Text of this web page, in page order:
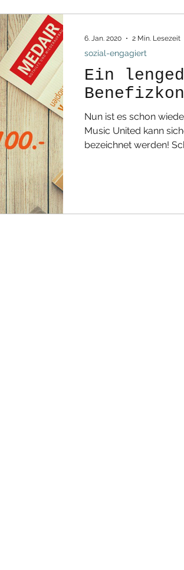
Ein
Nun ist es schon
Music United kann
bezeichnet werden!
sozial-engagiert
6. Jan. 2020 2 Min. Lesezeit